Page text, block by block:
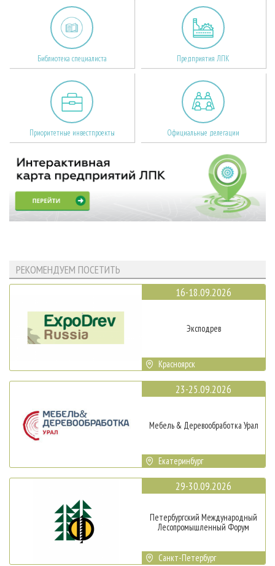
Библиотека специалиста Предприятия ЛПК
Приоритетные инвестпроекты Официальные делегации
РЕКОМЕНДУЕМ ПОСЕТИТЬ
16-18.09.2026
Эксподрев
Красноярск
23-25.09.2026
Мебель & Деревообработка Урал
Екатеринбург
29-30.09.2026
Петербургский Международный
Лесопромышленный Форум
Санкт-Петербург